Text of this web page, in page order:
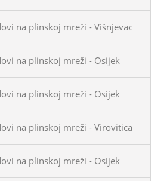
na plinskoj mreži - Višnjevac
na plinskoj mreži - Osijek
na plinskoj mreži - Osijek
na plinskoj mreži - Virovitica
na plinskoj mreži - Osijek